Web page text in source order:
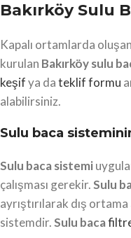
Bakırköy Sulu
Kapalı ortamlarda
kurulan Bakırköysulu
keşifya dateklif formu
alabilirsiniz.
Sulu baca
Sulu baca sistemi
çalışması gerekir.Sulu
ayrıştırılarak dış ortama
sistemdir.Sulu baca